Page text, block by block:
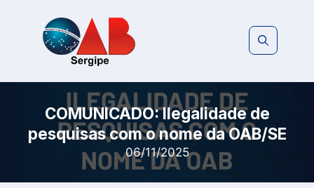
COMUNICADO: Ilegalidade de
pesquisas com o nome da OAB/SE
06/11/2025